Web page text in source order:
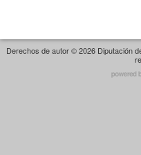
Derechos de autor © 2026 Diputación